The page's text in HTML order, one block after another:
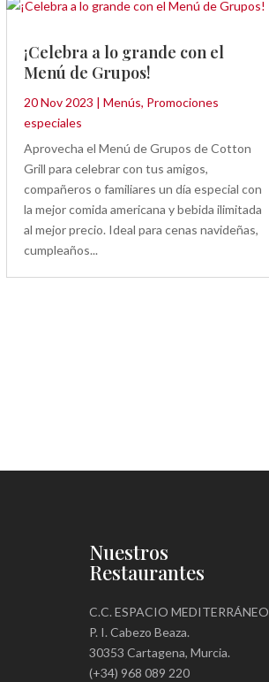
¡Celebra a lo grande con el
Menú de Grupos!
20 Nov 2023 | Menús, Promociones
especiales
Aprovecha el Menú de Grupos de Cotton
Grill para celebrar con tus amigos,
compañeros o familiares un día especial con
la mejor comida americana y bebida ilimitada
al mejor precio. Ideal para cenas navideñas,
cumpleaños...
Nuestros
Restaurantes
C.C. ESPACIO MEDITERRÁNEO
P. I. Cabezo Beaza.
30353 Cartagena, Murcia.
(+34) 968 089 220